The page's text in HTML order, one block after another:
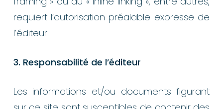
requiert l’autorisation préalable expresse de
l’éditeur.
3. Responsabilité de l’éditeur
Les informations et/ou documents figurant